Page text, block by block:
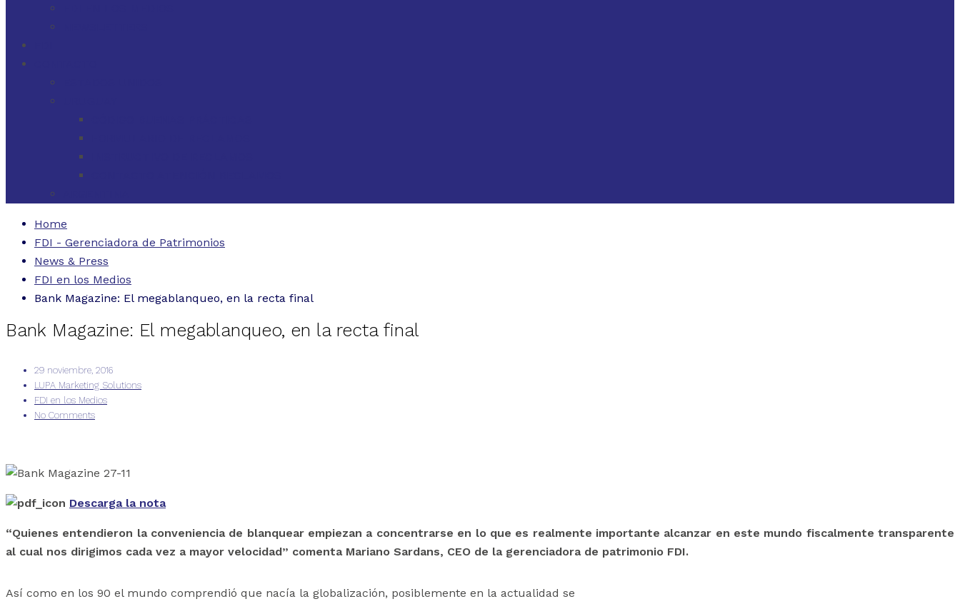
Home
FDI - Gerenciadora de Patrimonios
News & Press
FDI en los Medios
Bank Magazine: El megablanqueo, en la recta final
Bank Magazine: El megablanqueo, en la recta final
29 noviembre, 2016
LUPA Marketing Solutions
FDI en los Medios
No Comments
Descarga la nota
“Quienes entendieron la conveniencia de blanquear empiezan a concentrarse en lo que es realmente importante alcanzar en este mundo fiscalmente transparente
al cual nos dirigimos cada vez a mayor velocidad” comenta Mariano Sardans, CEO de la gerenciadora de patrimonio FDI.
Así como en los 90 el mundo comprendió que nacía la globalización, posiblemente en la actualidad se